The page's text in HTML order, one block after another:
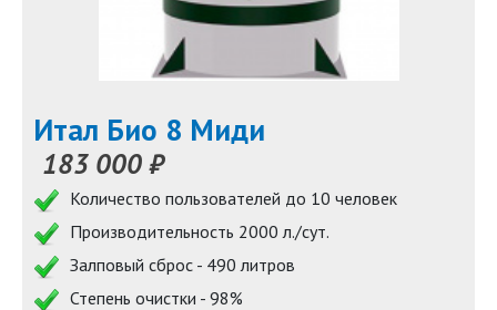
Итал Био 8 Миди
183 000 ₽
Количество пользователей до 10 человек
Производительность 2000 л./сут.
Залповый сброс - 490 литров
Степень очистки - 98%